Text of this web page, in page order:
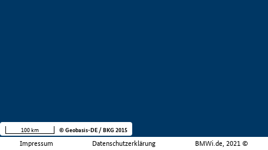
Impressum Datenschutzerklärung BMWi.de, 2021 ©
100 km © Geobasis-DE / BKG 2015